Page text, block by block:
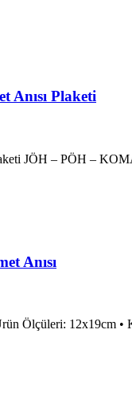
Anısı Plaketi
Plaketi JÖH – PÖH
Anısı
Ölçüleri: 12x19cm •